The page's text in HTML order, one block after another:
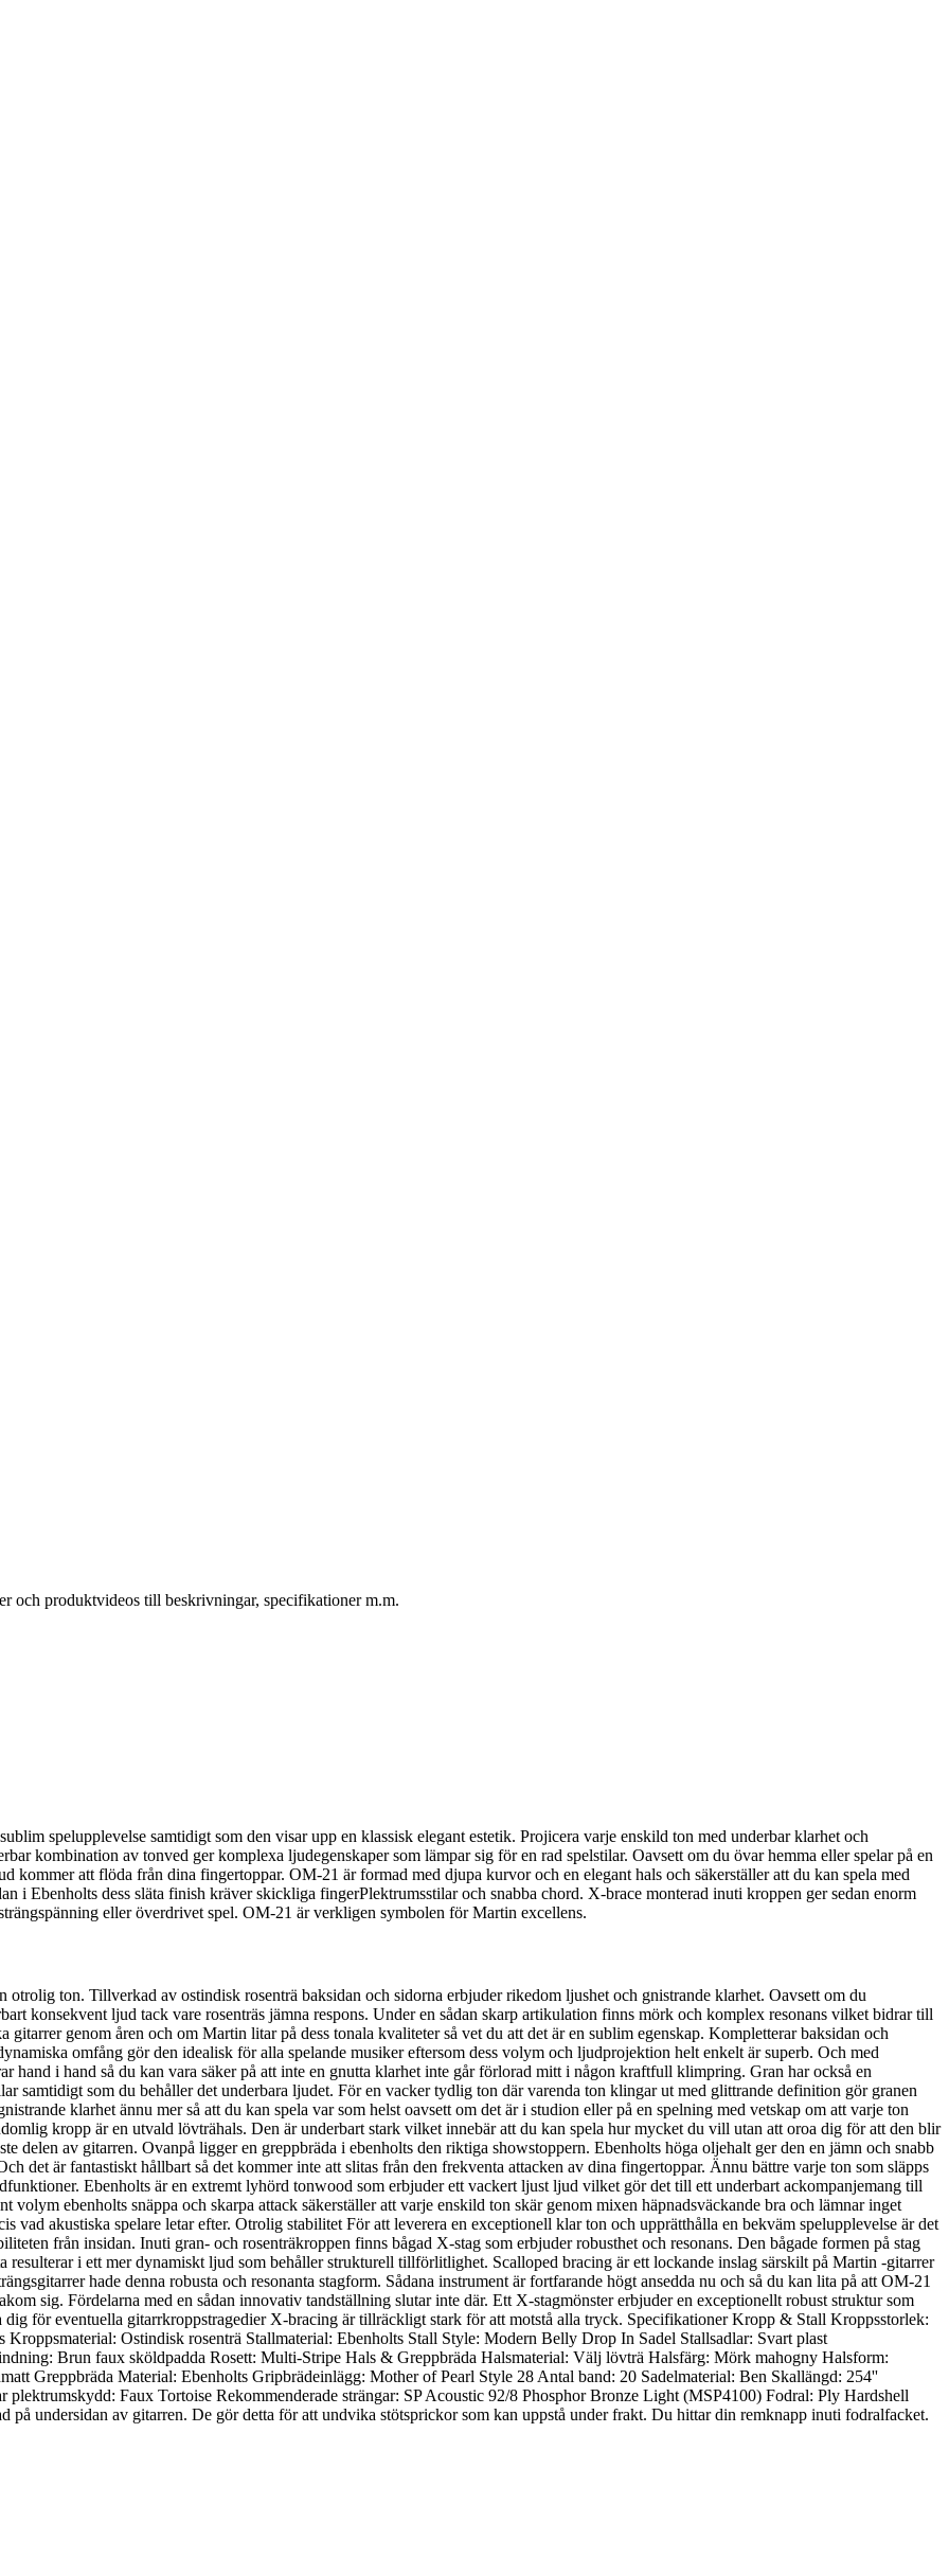
produktvideos till beskrivningar, specifikationer m.m.
spelupplevelse samtidigt som den visar upp en klassisk elegant estetik. Projicera varje enskild ton med underbar klarhet och
kombination av tonved ger komplexa ljudegenskaper som lämpar sig för en rad spelstilar. Oavsett om du övar hemma eller spelar på en
kommer att flöda från dina fingertoppar. OM-21 är formad med djupa kurvor och en elegant hals och säkerställer att du kan spela med
i Ebenholts dess släta finish kräver skickliga fingerPlektrumsstilar och snabba chord. X-brace monterad inuti kroppen ger sedan enorm
eller överdrivet spel. OM-21 är verkligen symbolen för Martin excellens.
ton. Tillverkad av ostindisk rosenträ baksidan och sidorna erbjuder rikedom ljushet och gnistrande klarhet. Oavsett om du
konsekvent ljud tack vare rosenträs jämna respons. Under en sådan skarp artikulation finns mörk och komplex resonans vilket bidrar till
genom åren och om Martin litar på dess tonala kvaliteter så vet du att det är en sublim egenskap. Kompletterar baksidan och
omfång gör den idealisk för alla spelande musiker eftersom dess volym och ljudprojektion helt enkelt är superb. Och med
i hand så du kan vara säker på att inte en gnutta klarhet inte går förlorad mitt i någon kraftfull klimpring. Gran har också en
samtidigt som du behåller det underbara ljudet. För en vacker tydlig ton där varenda ton klingar ut med glittrande definition gör granen
klarhet ännu mer så att du kan spela var som helst oavsett om det är i studion eller på en spelning med vetskap om att varje ton
kropp är en utvald lövträhals. Den är underbart stark vilket innebär att du kan spela hur mycket du vill utan att oroa dig för att den blir
delen av gitarren. Ovanpå ligger en greppbräda i ebenholts den riktiga showstoppern. Ebenholts höga oljehalt ger den en jämn och snabb
det är fantastiskt hållbart så det kommer inte att slitas från den frekventa attacken av dina fingertoppar. Ännu bättre varje ton som släpps
Ebenholts är en extremt lyhörd tonwood som erbjuder ett vackert ljust ljud vilket gör det till ett underbart ackompanjemang till
ebenholts snäppa och skarpa attack säkerställer att varje enskild ton skär genom mixen häpnadsväckande bra och lämnar inget
vad akustiska spelare letar efter. Otrolig stabilitet För att leverera en exceptionell klar ton och upprätthålla en bekväm spelupplevelse är det
från insidan. Inuti gran- och rosenträkroppen finns bågad X-stag som erbjuder robusthet och resonans. Den bågade formen på stag
i ett mer dynamiskt ljud som behåller strukturell tillförlitlighet. Scalloped bracing är ett lockande inslag särskilt på Martin -gitarrer
hade denna robusta och resonanta stagform. Sådana instrument är fortfarande högt ansedda nu och så du kan lita på att OM-21
sig. Fördelarna med en sådan innovativ tandställning slutar inte där. Ett X-stagmönster erbjuder en exceptionellt robust struktur som
dig för eventuella gitarrkroppstragedier X-bracing är tillräckligt stark för att motstå alla tryck. Specifikationer Kropp & Stall Kroppsstorlek:
Ostindisk rosenträ Stallmaterial: Ebenholts Stall Style: Modern Belly Drop In Sadel Stallsadlar: Svart plast
Brun faux sköldpadda Rosett: Multi-Stripe Hals & Greppbräda Halsmaterial: Välj lövträ Halsfärg: Mörk mahogny Halsform:
Greppbräda Material: Ebenholts Gripbrädeinlägg: Mother of Pearl Style 28 Antal band: 20 Sadelmaterial: Ben Skallängd: 254''
Faux Tortoise Rekommenderade strängar: SP Acoustic 92/8 Phosphor Bronze Light (MSP4100) Fodral: Ply Hardshell
på undersidan av gitarren. De gör detta för att undvika stötsprickor som kan uppstå under frakt. Du hittar din remknapp inuti fodralfacket.